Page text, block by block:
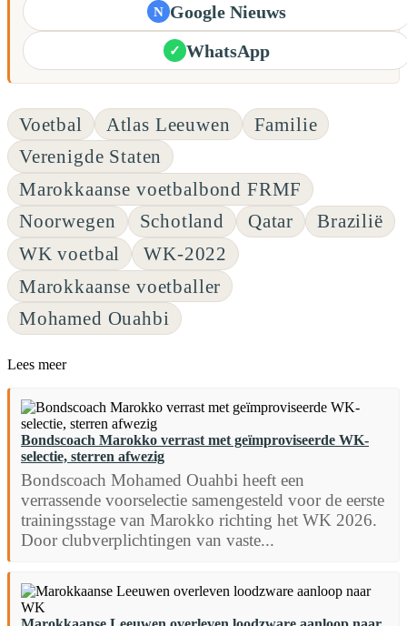
N Google Nieuws
✓ WhatsApp
Voetbal Atlas Leeuwen
Familie
Verenigde Staten
Marokkaanse voetbalbond FRMF
Noorwegen
Schotland Qatar
Brazilië
WK voetbal
WK-2022
Marokkaanse voetballer
Mohamed Ouahbi
Lees meer
Bondscoach Marokko verrast met geïmproviseerde WK-
selectie, sterren afwezig
Bondscoach Mohamed Ouahbi heeft een
verrassende voorselectie samengesteld voor de eerste
trainingsstage van Marokko richting het WK 2026.
Door clubverplichtingen van vaste...